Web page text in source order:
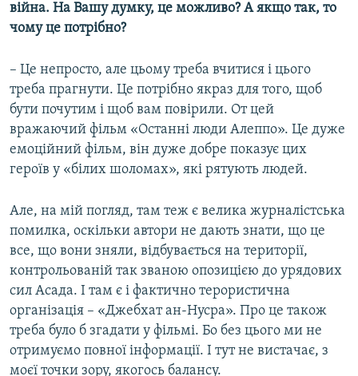
війна. На Вашу думку, це можливо? А якщо так, то
чому це потрібно?
– Це непросто, але цьому треба вчитися і цього
треба прагнути. Це потрібно якраз для того, щоб
бути почутим і щоб вам повірили. От цей
вражаючий фільм «Останні люди Алеппо». Це дуже
емоційний фільм, він дуже добре показує цих
героїв у «білих шоломах», які рятують людей.
Але, на мій погляд, там теж є велика журналістська
помилка, оскільки автори не дають знати, що це
все, що вони зняли, відбувається на території,
контрольованій так званою опозицією до урядових
сил Асада. І там є і фактично терористична
організація – «Джебхат ан-Нусра». Про це також
треба було б згадати у фільмі. Бо без цього ми не
отримуємо повної інформації. І тут не вистачає, з
моєї точки зору, якогось балансу.